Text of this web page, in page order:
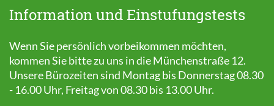
Information und Einstufungstests
Wenn Sie persönlich vorbeikommen möchten,
kommen Sie bitte zu uns in die Münchenstraße 12.
Unsere Bürozeiten sind Montag bis Donnerstag 08.30
- 16.00 Uhr, Freitag von 08.30 bis 13.00 Uhr.